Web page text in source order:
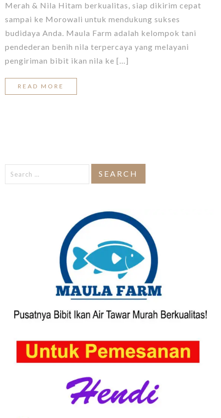
Merah & Nila Hitam berkualitas, siap dikirim cepat
sampai ke Morowali untuk mendukung sukses
budidaya Anda. Maula Farm adalah kelompok tani
pendederan benih nila terpercaya yang melayani
pengiriman bibit ikan nila ke […]
READ MORE
Search
for: